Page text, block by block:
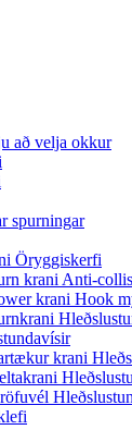
að velja okkur
spurningar
Öryggiskerfi
krani Anti-
krani Hook
krani